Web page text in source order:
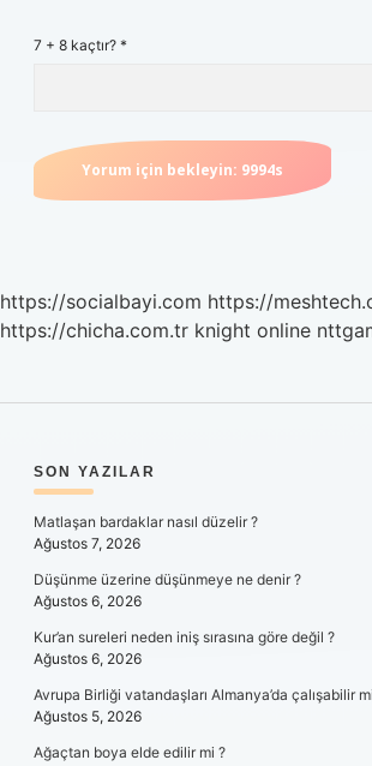
7 + 8 kaçtır? *
https://socialbayi.com https://
https://chicha.com.tr knight online
SIDEBAR
SON YAZILAR
Matlaşan bardaklar nasıl düzelir ?
Ağustos 7, 2026
Düşünme üzerine düşünmeye ne denir ?
Ağustos 6, 2026
Kur’an sureleri neden iniş sırasına göre değil ?
Ağustos 6, 2026
Avrupa Birliği vatandaşları Almanya’da çalışabilir
Ağustos 5, 2026
Ağaçtan boya elde edilir mi ?